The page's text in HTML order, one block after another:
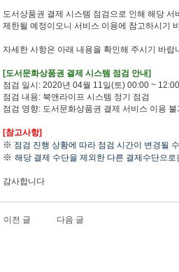
도서상품권 결제 시스템 점검으로 인해 해당 서
제한될 예정이오니 서비스 이용에 참고하시기
자세한 사항은 아래 내용을 확인해 주시기 바랍
[도서문화상품권 결제 시스템 점검 안내]
점검 일시: 2020년 04월 11일(토) 00:00 ~ 12:00
점검 내용: 북앤라이프 시스템 정기 점검
점검 영향: 도서문화상품권 결제 서비스 이용 불
[참고사항]
※ 점검 진행 상황에 따라 점검 시간이 변경될
※ 해당 결제 수단을 제외한 다른 결제수단으
감사합니다
이전 글 다음 글